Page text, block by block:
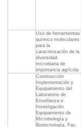
Uso de herramientas
químico moleculares
para la
caracterización de la
diversidad
microbiana de
importancia agrícola
Construcción
Implementación y
Equipamiento del
Laboratorio de
Enseñanza e
Investigación
Equipamiento de
Microbiología y
Biotecnología, Fac.